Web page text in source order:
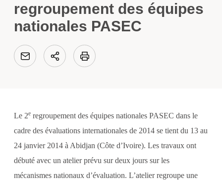
regroupement des équipes
nationales PASEC
Le 2e regroupement des équipes nationales PASEC dans le
cadre des évaluations internationales de 2014 se tient du 13 au
24 janvier 2014 à Abidjan (Côte d’Ivoire). Les travaux ont
débuté avec un atelier prévu sur deux jours sur les
mécanismes nationaux d’évaluation. L’atelier regroupe une